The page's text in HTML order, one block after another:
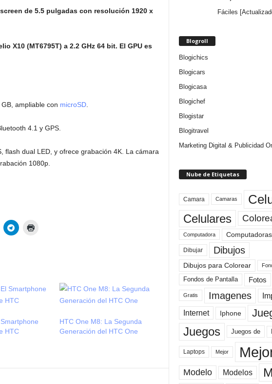
de 5.5 pulgadas con resolución 1920 x
X10 (MT6795T) a 2.2 GHz 64 bit. El GPU es
ampliable con microSD.
4.1 y GPS.
dual LED, y ofrece grabación 4K. La cámara
1080p.
HTC
HTC One M8: La Segunda
Generación del HTC One
Fáciles
Blogroll
Blogichics
Blogicars
Blogicasa
Blogichef
Blogistar
Blogitravel
Marketing Digital & Publicidad
Nube de Etiquetas
Camara Camaras
Celulares
Computadora Computadoras
Dibujar Dibujos
Dibujos para Colorear
Fondos de Pantalla Fotos
Gratis Imagenes
Internet Iphone
Juegos Juegos de
Laptops Mejor
Modelo Modelos